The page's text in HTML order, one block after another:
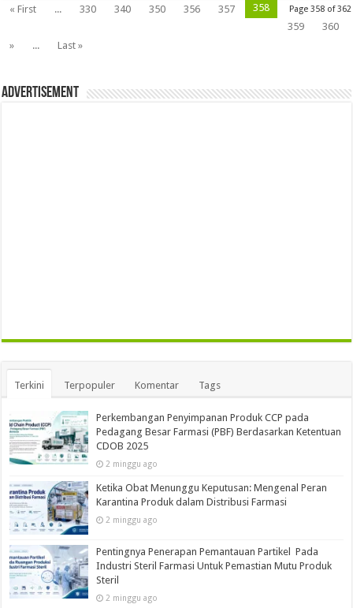
Page 358 of 362
« First ... 330 340 350 356 357
358
359
360
»
... Last »
Advertisement
Terkini Terpopuler Komentar Tags
Perkembangan Penyimpanan Produk CCP pada
Pedagang Besar Farmasi (PBF) Berdasarkan Ketentuan
CDOB 2025
2 minggu ago
Ketika Obat Menunggu Keputusan: Mengenal Peran
Karantina Produk dalam Distribusi Farmasi
2 minggu ago
Pentingnya Penerapan Pemantauan Partikel Pada
Industri Steril Farmasi Untuk Pemastian Mutu Produk
Steril
2 minggu ago